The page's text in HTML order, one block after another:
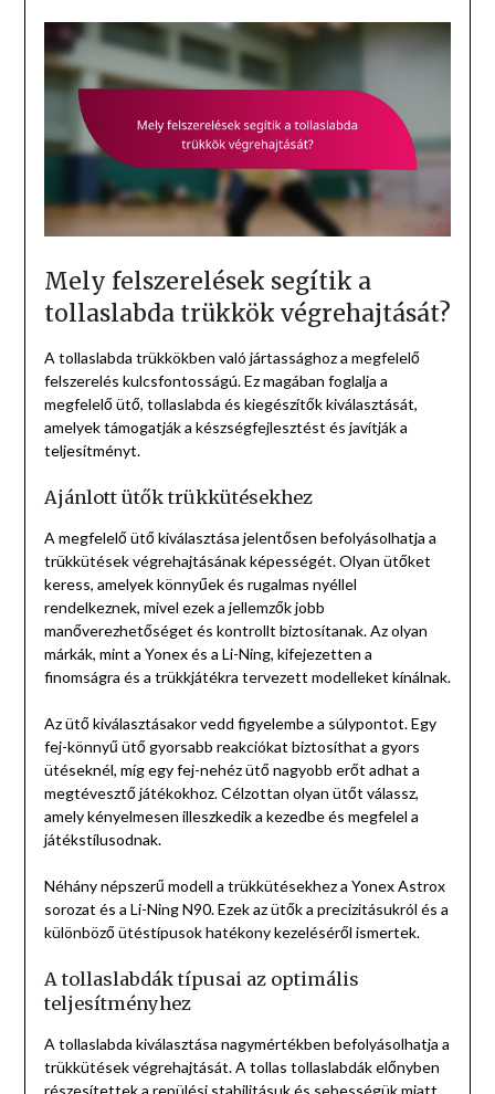
Mely felszerelések segítik a
tollaslabda trükkök végrehajtását?
A tollaslabda trükkökben való jártassághoz a megfelelő
felszerelés kulcsfontosságú. Ez magában foglalja a
megfelelő ütő, tollaslabda és kiegészítők kiválasztását,
amelyek támogatják a készségfejlesztést és javítják a
teljesítményt.
Ajánlott ütők trükkütésekhez
A megfelelő ütő kiválasztása jelentősen befolyásolhatja a
trükkütések végrehajtásának képességét. Olyan ütőket
keress, amelyek könnyűek és rugalmas nyéllel
rendelkeznek, mivel ezek a jellemzők jobb
manőverezhetőséget és kontrollt biztosítanak. Az olyan
márkák, mint a Yonex és a Li-Ning, kifejezetten a
finomságra és a trükkjátékra tervezett modelleket kínálnak.
Az ütő kiválasztásakor vedd figyelembe a súlypontot. Egy
fej-könnyű ütő gyorsabb reakciókat biztosíthat a gyors
ütéseknél, míg egy fej-nehéz ütő nagyobb erőt adhat a
megtévesztő játékokhoz. Célzottan olyan ütőt válassz,
amely kényelmesen illeszkedik a kezedbe és megfelel a
játékstílusodnak.
Néhány népszerű modell a trükkütésekhez a Yonex Astrox
sorozat és a Li-Ning N90. Ezek az ütők a precizitásukról és a
különböző ütéstípusok hatékony kezeléséről ismertek.
A tollaslabdák típusai az optimális
teljesítményhez
A tollaslabda kiválasztása nagymértékben befolyásolhatja a
trükkütések végrehajtását. A tollas tollaslabdák előnyben
részesítettek a repülési stabilitásuk és sebességük miatt,